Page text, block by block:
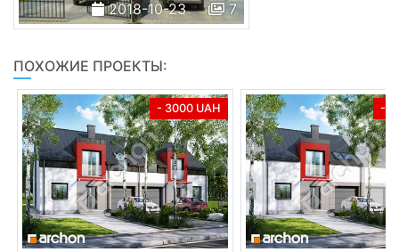
2018-10-23 7
ПОХОЖИЕ ПРОЕКТЫ:
- 3000 UAH -